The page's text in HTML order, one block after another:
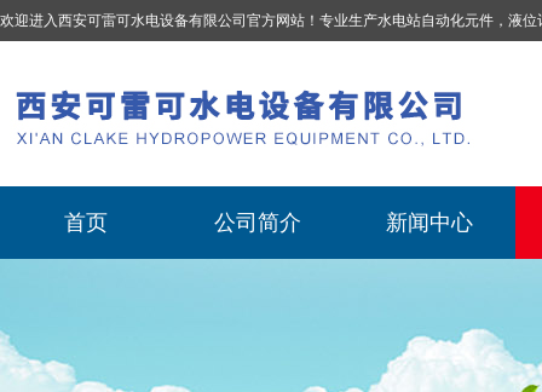
欢迎进入西安可雷可水电设备有限公司官方网站！专业生产水电站自动化元件，液位计、流量计、压力变送器、油混水控制器、温度传感器、电磁阀球阀蝶阀、测速装置、位移
首页 公司简介 新闻中心